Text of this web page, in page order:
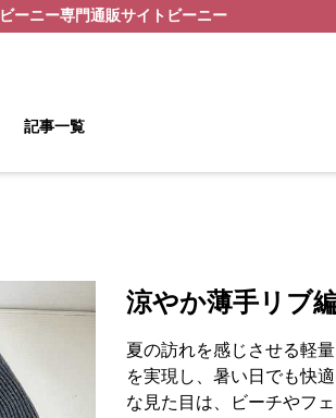
ビーニー専門通販サイト ビーニー
記事一覧
涼やか薄手リブ
夏の訪れを感じさせる軽
を実現し、暑い日でも快
な見た目は、ビーチやフ